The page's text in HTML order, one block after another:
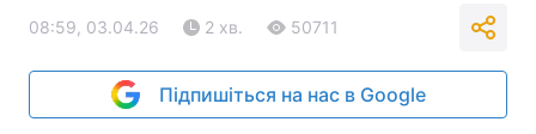
08:59, 03.04.26 2 хв. 50711
Підпишіться на нас в Google